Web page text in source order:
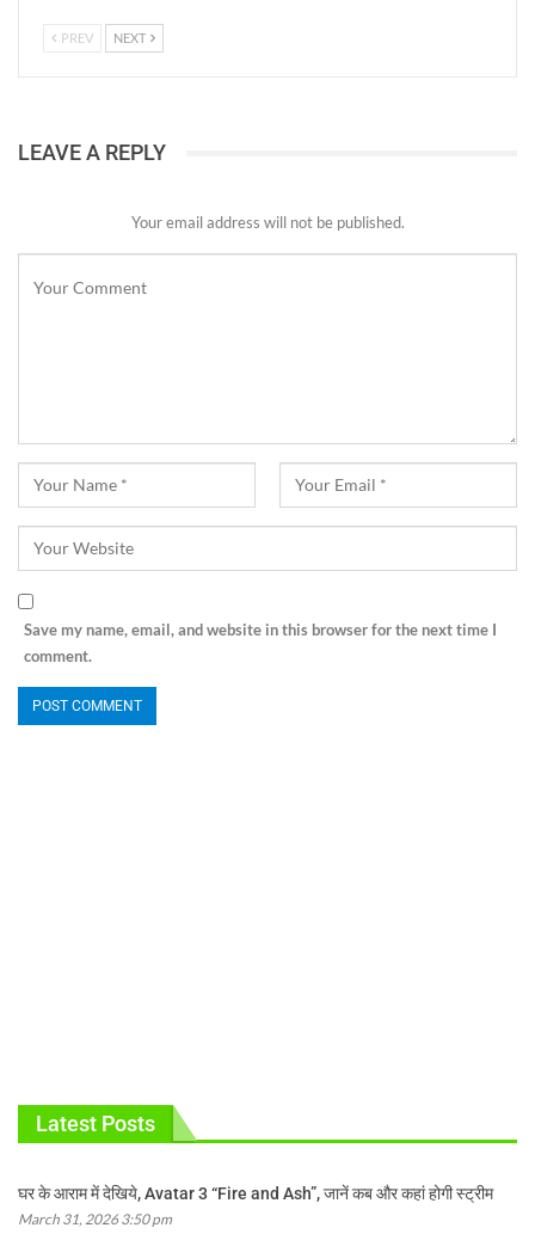
PREV NEXT
LEAVE A REPLY
Your email address will not be published.
Save my name, email, and website in this browser for the next time I
comment.
Latest Posts
घर के आराम में देखिये, Avatar 3 “Fire and Ash”, जानें कब और कहां होगी स्ट्रीम
March 31, 2026 3:50 pm